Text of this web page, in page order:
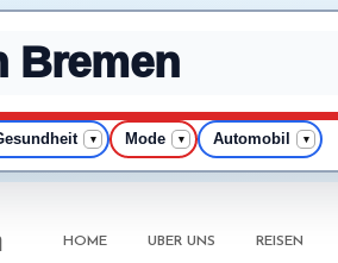
Bremen
▾ Mode ▾ Automobil ▾
HOME UBER UNS REISEN